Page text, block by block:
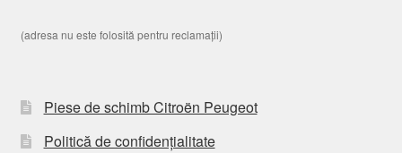
(adresa nu este folosită pentru reclamații)
Piese de schimb Citroën Peugeot
Politică de confidențialitate